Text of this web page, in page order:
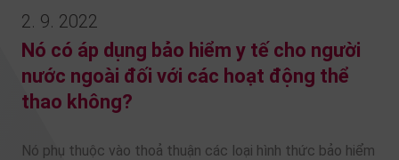
2. 9. 2022
Nó có áp dụng bảo hiểm y tế cho người
nước ngoài đối với các hoạt động thể
thao không?
Nó phụ thuộc vào thoả thuận các loại hình thức bảo hiểm